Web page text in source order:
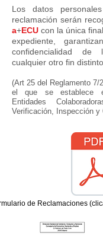
Los datos
reclamación serán
a+ECU con la única
expediente,
confidencialidad de
cualquier otro fin
(Art 25 del Reglamento 7/
el que se establece
Entidades
Verificación, Inspección y
de Reclamaciones